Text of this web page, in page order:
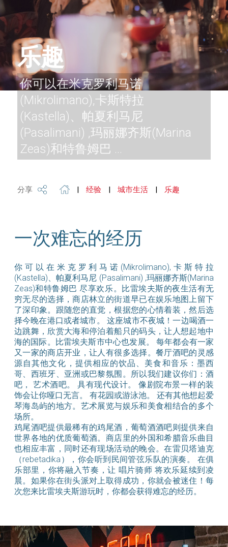
乐趣
你可以在米克罗利马诺
(Mikrolimano),卡斯特拉
(Kastella)、帕夏利马尼
(Pasalimani) ,玛丽娜齐斯(Marina
Zeas)和特鲁姆巴 ...
分享 | 经验 | 城市生活 | 乐趣
一次难忘的经历
你可以在米克罗利马诺(Mikrolimano),卡斯特拉
(Kastella)、帕夏利马尼 (Pasalimani) ,玛丽娜齐斯(Marina
Zeas)和特鲁姆巴 尽享欢乐。比雷埃夫斯的夜生活有无
穷无尽的选择，商店林立的街道早已在娱乐地图上留下
了深印象。跟随您的直觉，根据您的心情着装，然后选
择今晚在港口或者城市。 这座城市不夜城！一边喝酒一
边跳舞，欣赏大海和停泊着船只的码头，让人想起地中
海的国际。比雷埃夫斯市中心也发展。 每年都会有一家
又一家的商店开业，让人有很多选择。餐厅酒吧的灵感
源自其他文化，提供相应的饮品、美食和音乐：墨西
哥、西班牙、亚洲或巴黎氛围。所以我们建议你们：酒
吧， 艺术酒吧。 具有现代设计。 像剧院布景一样的装
饰会让你哑口无言。 有花园或游泳池。 还有其他想起爱
琴海岛屿的地方。艺术展览与娱乐和美食相结合的多个
场所。
鸡尾酒吧提供最稀有的鸡尾酒，葡萄酒酒吧则提供来自
世界各地的优质葡萄酒。商店里的外国和希腊音乐曲目
也相应丰富，同时还有现场活动的晚会。在雷贝塔迪克
（rebetadika），你会听到民间管弦乐队的演奏。 在俱
乐部里，你将融入节奏，让 唱片骑师 将欢乐延续到凌
晨。如果你在街头派对上取得成功，你就会被迷住！每
次您来比雷埃夫斯游玩时，你都会获得难忘的经历。